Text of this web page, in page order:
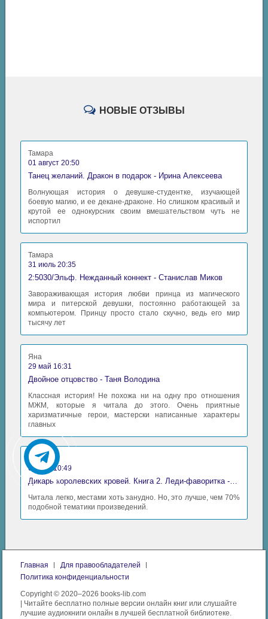
НОВЫЕ ОТЗЫВЫ
Тамара
01 август 20:50
Танец желаний. Дракон в подарок - Ирина Алексеева
Волнующая история о девушке-студентке, изучающей
боевую магию, и ее декане-драконе. Но слишком красивый и
крутой ее однокурсник своим вмешательством чуть не
испортил
Тамара
31 июль 20:35
2:5030/Эльф. Нежданный коннект - Станислав Миков
Завораживающая история любви принца из магического
мира и питерской девушки, постоянно работающей за
компьютером. Принцу просто стало скучно, ведь его мир
тысячу лет
Яна
29 май 16:31
Двойное отцовство - Таня Володина
Классная история! Не похожа ни на одну про отношения
МЖМ, которые я читала до этого. Очень приятные
харизматичные герои, мастерски написанные характеры
главных
Аида
06 май 10:49
Читала легко, местами хоть занудно. Но, это лучше, чем 70%
подобной тематики произведений.
Главная
Для правообладателей
Политика конфиденциальности
Copyright © 2020–2026 books-lib.com
| Читайте бесплатно полные версии онлайн книг или слушайте
лучшие аудиокниги онлайн в лучшей бесплатной библиотеке.